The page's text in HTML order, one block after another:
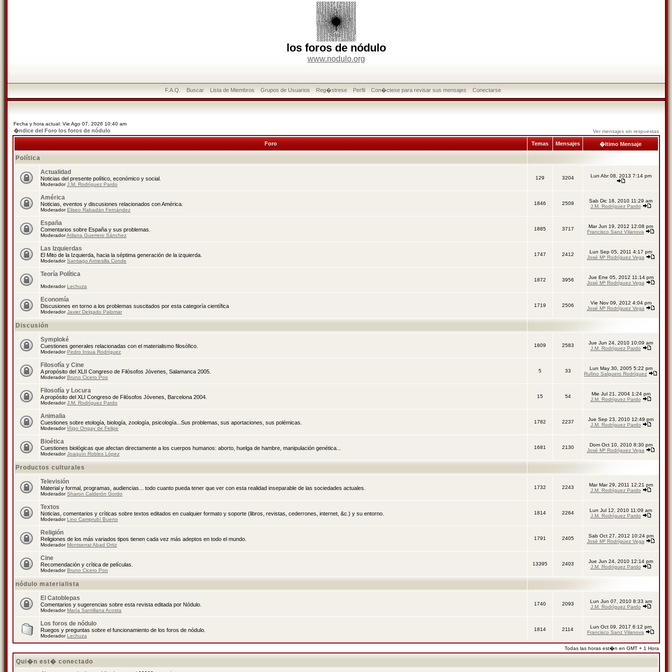
los foros de nódulo
www.nodulo.org
F.A.Q. Buscar Lista de Miembros Grupos de Usuarios Reg�strese Perfil Con�ctese para revisar sus mensajes Conectarse
Fecha y hora actual: Vie Ago 07, 2026 10:40 am
�ndice del Foro los foros de nódulo Ver mensajes sin respuestas
Foro Temas Mensajes �ltimo Mensaje
Política
Actualidad
Noticias del presente político, económico y social.
ModeradorJ.M. Rodríguez Pardo
129 3204 Lun Abr 08, 2013 7:14 pm
América
Noticias, eventos y discusiones relacionados con América.
ModeradorEliseo Rabadán Fernández
1846 2509
Sab Dic 18, 2010 11:29 am
J.M. Rodríguez Pardo
España
Comentarios sobre España y sus problemas.
ModeradorAtilana Guerrero Sánchez
1885 3717
Mar Jun 19, 2012 12:08 pm
Francisco Sanz Vilanova
Las Izquierdas
El Mito de la Izquierda, hacia la séptima generación de la izquierda.
ModeradorSantiago Armesilla Conde
1747 2412
Lun Sep 05, 2011 4:17 pm
José Mª Rodríguez Vega
Teoría Política
ModeradorLechuza
1872 3956
Jue Ene 05, 2012 11:14 pm
José Mª Rodríguez Vega
Economía
Discusiones en torno a los problemas suscitados por esta categoría científica
ModeradorJavier Delgado Palomar
1719 2506
Vie Nov 09, 2012 4:04 pm
José Mª Rodríguez Vega
Discusión
Symploké
Cuestiones generales relacionadas con el materialismo filosófico.
ModeradorPedro Insua Rodríguez
1809 2583
Jue Jun 24, 2010 10:09 am
J.M. Rodríguez Pardo
Filosofía y Cine
A propósito del XLII Congreso de Filósofos Jóvenes, Salamanca 2005.
ModeradorBruno Cicero Poo
5 33
Lun May 30, 2005 5:22 pm
Rufino Salguero Rodríguez
Filosofía y Locura
A propósito del XLI Congreso de Filósofos Jóvenes, Barcelona 2004.
ModeradorJ.M. Rodríguez Pardo
15 54
Mie Jul 21, 2004 1:24 pm
J.M. Rodríguez Pardo
Animalia
Cuestiones sobre etología, biología, zoología, psicología...Sus problemas, sus aportaciones, sus polémicas.
Moderador Íñigo Ongay de Felipe
1782 2237
Jue Sep 23, 2010 12:49 pm
J.M. Rodríguez Pardo
Bioética
Cuestiones biológicas que afectan directamente a los cuerpos humanos: aborto, huelga de hambre, manipulación genética...
ModeradorJoaquín Robles López
1681 2130
Dom Oct 10, 2010 8:30 pm
José Mª Rodríguez Vega
Productos culturales
Televisión
Material y formal, programas, audiencias... todo cuanto pueda tener que ver con esta realidad inseparable de las sociedades actuales.
ModeradorSharon Calderón Gordo
1732 2243
Mar Mar 29, 2011 12:21 pm
J.M. Rodríguez Pardo
Textos
Noticias, comentarios y críticas sobre textos editados en cualquier formato y soporte (libros, revistas, cederrones, internet, &c.) y su entorno.
ModeradorLino Camprubí Bueno
1814 2264
Lun Jul 12, 2010 11:09 am
J.M. Rodríguez Pardo
Religión
Religiones de los más variados tipos tienen cada vez más adeptos en todo el mundo.
ModeradorMontserrat Abad Ortiz
1791 2405
Sab Oct 27, 2012 10:24 pm
José Mª Rodríguez Vega
Cine
Recomendación y crítica de películas.
ModeradorBruno Cicero Poo
13395 2403
Jue Jun 24, 2010 12:14 pm
J.M. Rodríguez Pardo
nódulo materialista
El Catoblepas
Comentarios y sugerencias sobre esta revista editada por Nódulo.
ModeradorMaría Santillana Acosta
1740 2093
Lun Jun 07, 2010 8:33 am
J.M. Rodríguez Pardo
Los foros de nódulo
Ruegos y preguntas sobre el funcionamiento de los foros de nódulo.
ModeradorLechuza
1814 2114
Lun Oct 09, 2017 6:12 pm
Francisco Sanz Vilanova
Todas las horas est�n en GMT + 1 Hora
Qui�n est� conectado